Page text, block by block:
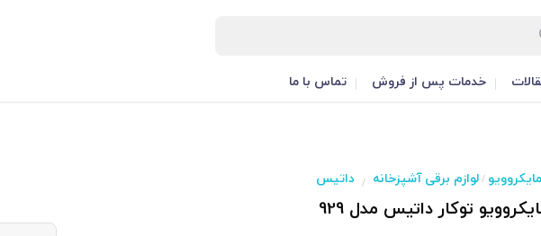
خدمات پس از فروش تماس با ما
مایکروویو /لوازم برقی آشپزخانه / داتیس
توکار داتیس مدل 929